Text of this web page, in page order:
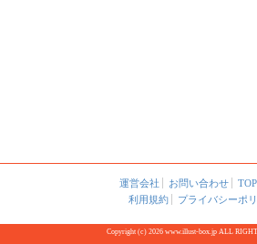
運営会社 お問い合わせ
利用規約
プライバシーポ
Copyright (c) 2026 www.illust-box.jp ALL